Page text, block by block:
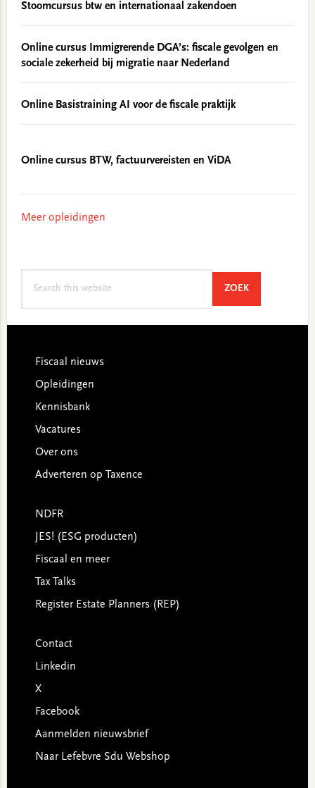
Stoomcursus btw en internationaal zakendoen
Online cursus Immigrerende DGA’s: fiscale gevolgen en
sociale zekerheid bij migratie naar Nederland
Online Basistraining AI voor de fiscale praktijk
Online cursus BTW, factuurvereisten en ViDA
Meer opleidingen
ZOEKSEARCH
Footer
Fiscaal nieuws
Opleidingen
Kennisbank
Vacatures
Over ons
Adverteren op Taxence
NDFR
JES! (ESG producten)
Fiscaal en meer
Tax Talks
Register Estate Planners (REP)
Contact
Linkedin
X
Facebook
Aanmelden nieuwsbrief
Naar Lefebvre Sdu Webshop